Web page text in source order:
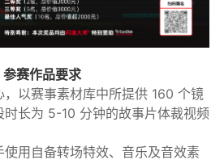
参赛作品要求
，以赛事素材库中所提供 160 个镜
时长为 5-10 分钟的故事片体裁视频
用自备转场特效、音乐及音效素